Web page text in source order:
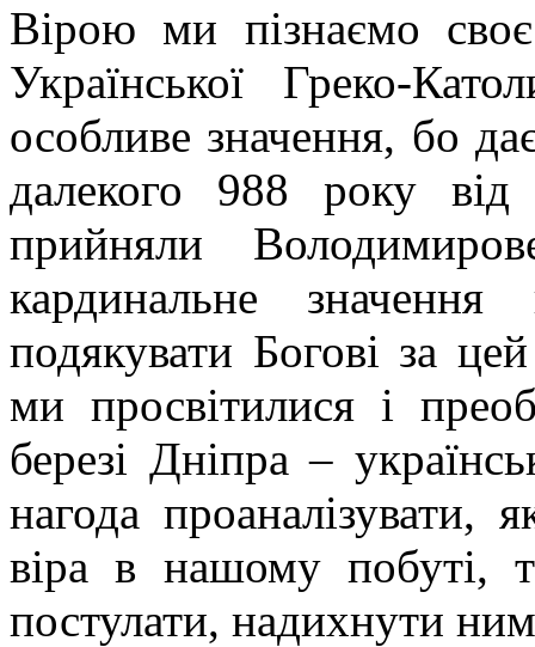
Вірою ми пізнаємо
Української Греко-
особливе значення, бо
далекого 988 року
прийняли
кардинальне
подякувати Богові за
ми просвітилися і
березі Дніпра –
нагода проаналізувати,
віра в нашому побуті,
постулати, надихнути